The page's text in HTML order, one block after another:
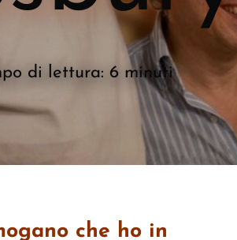
di lettura: 6 minuti
che ho in